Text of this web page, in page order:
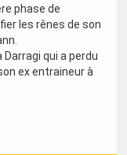
phase de
les rênes de son
qui a perdu
ex entraineur à